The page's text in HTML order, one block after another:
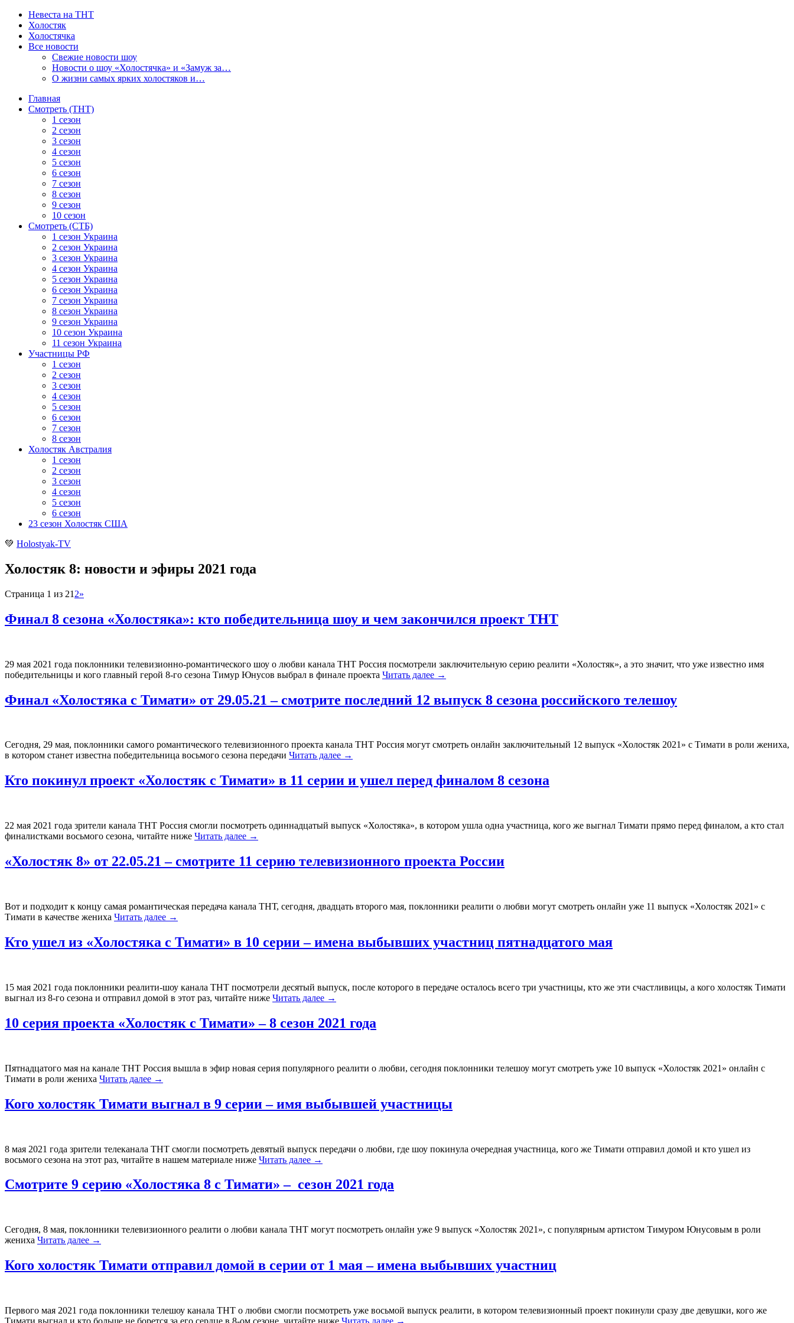
Невеста на ТНТ
Холостяк
Холостячка
Все новости
Свежие новости шоу
Новости о шоу «Холостячка» и «Замуж за…
О жизни самых ярких холостяков и…
Главная
Смотреть (ТНТ)
1 сезон
2 сезон
3 сезон
4 сезон
5 сезон
6 сезон
7 сезон
8 сезон
9 сезон
10 сезон
Смотреть (СТБ)
1 сезон Украина
2 сезон Украина
3 сезон Украина
4 сезон Украина
5 сезон Украина
6 сезон Украина
7 сезон Украина
8 сезон Украина
9 сезон Украина
10 сезон Украина
11 сезон Украина
Участницы РФ
1 сезон
2 сезон
3 сезон
4 сезон
5 сезон
6 сезон
7 сезон
8 сезон
Холостяк Австралия
1 сезон
2 сезон
3 сезон
4 сезон
5 сезон
6 сезон
23 сезон Холостяк США
💚 Holostyak-TV
Холостяк 8: новости и эфиры 2021 года
Страница 1 из 21 2»
Финал 8 сезона «Холостяка»: кто победительница шоу и чем закончился проект ТНТ
29 мая 2021 года поклонники телевизионно-романтического шоу о любви канала ТНТ Россия посмотрели заключительную серию реалити «Холостяк», а это значит, что уже известно имя
победительницы и кого главный герой 8-го сезона Тимур Юнусов выбрал в финале проекта Читать далее →
Финал «Холостяка с Тимати» от 29.05.21 – смотрите последний 12 выпуск 8 сезона российского телешоу
Сегодня, 29 мая, поклонники самого романтического телевизионного проекта канала ТНТ Россия могут смотреть онлайн заключительный 12 выпуск «Холостяк 2021» с Тимати в роли жениха,
в котором станет известна победительница восьмого сезона передачи Читать далее →
Кто покинул проект «Холостяк с Тимати» в 11 серии и ушел перед финалом 8 сезона
22 мая 2021 года зрители канала ТНТ Россия смогли посмотреть одиннадцатый выпуск «Холостяка», в котором ушла одна участница, кого же выгнал Тимати прямо перед финалом, а кто стал
финалистками восьмого сезона, читайте ниже Читать далее →
«Холостяк 8» от 22.05.21 – смотрите 11 серию телевизионного проекта России
Вот и подходит к концу самая романтическая передача канала ТНТ, сегодня, двадцать второго мая, поклонники реалити о любви могут смотреть онлайн уже 11 выпуск «Холостяк 2021» с
Тимати в качестве жениха Читать далее →
Кто ушел из «Холостяка с Тимати» в 10 серии – имена выбывших участниц пятнадцатого мая
15 мая 2021 года поклонники реалити-шоу канала ТНТ посмотрели десятый выпуск, после которого в передаче осталось всего три участницы, кто же эти счастливицы, а кого холостяк Тимати
выгнал из 8-го сезона и отправил домой в этот раз, читайте ниже Читать далее →
10 серия проекта «Холостяк с Тимати» – 8 сезон 2021 года
Пятнадцатого мая на канале ТНТ Россия вышла в эфир новая серия популярного реалити о любви, сегодня поклонники телешоу могут смотреть уже 10 выпуск «Холостяк 2021» онлайн с
Тимати в роли жениха Читать далее →
Кого холостяк Тимати выгнал в 9 серии – имя выбывшей участницы
8 мая 2021 года зрители телеканала ТНТ смогли посмотреть девятый выпуск передачи о любви, где шоу покинула очередная участница, кого же Тимати отправил домой и кто ушел из
восьмого сезона на этот раз, читайте в нашем материале ниже Читать далее →
Смотрите 9 серию «Холостяка 8 с Тимати» – сезон 2021 года
Сегодня, 8 мая, поклонники телевизионного реалити о любви канала ТНТ могут посмотреть онлайн уже 9 выпуск «Холостяк 2021», с популярным артистом Тимуром Юнусовым в роли
жениха Читать далее →
Кого холостяк Тимати отправил домой в серии от 1 мая – имена выбывших участниц
Первого мая 2021 года поклонники телешоу канала ТНТ о любви смогли посмотреть уже восьмой выпуск реалити, в котором телевизионный проект покинули сразу две девушки, кого же